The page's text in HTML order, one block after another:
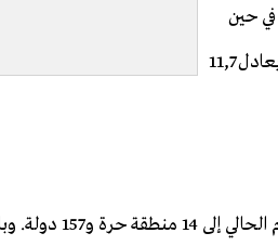
مليار دولار، في حين
زادت الصادرات بنفس الفترة من العام الحالي بنسبة 11,1% ما يعادل 11,7
وصلت الصادرات التركية من السيارات في